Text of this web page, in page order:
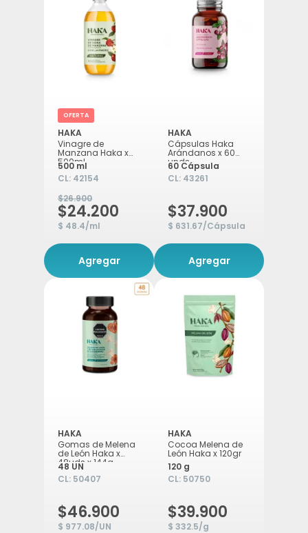
OFERTA
HAKA
Vinagre de
Manzana Haka x
500ml
500 ml
CL: 42154
$26.900
$24.200
$ 48.4/ml
Agregar
HAKA
Cápsulas Haka
Arándanos x 60
unds
60 Cápsula
CL: 43261
$37.900
$ 631.67/Cápsula
Agregar
HAKA
Gomas de Melena
de León Haka x
48uds x 144g
48 UN
CL: 50407
$46.900
$ 977.08/UN
HAKA
Cocoa Melena de
León Haka x 120gr
120 g
CL: 50750
$39.900
$ 332.5/g